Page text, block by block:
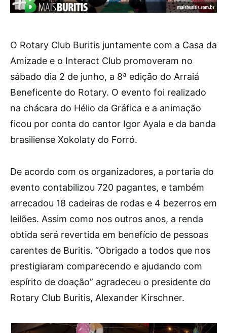
O Rotary Club Buritis juntamente com a Casa da
Amizade e o Interact Club promoveram no
sábado dia 2 de junho, a 8ª edição do Arraiá
Beneficente do Rotary. O evento foi realizado
na chácara do Hélio da Gráfica e a animação
ficou por conta do cantor Igor Ayala e da banda
brasiliense Xokolaty do Forró.
De acordo com os organizadores, a portaria do
evento contabilizou 720 pagantes, e também
arrecadou 18 cadeiras de rodas e 4 bezerros em
leilões. Assim como nos outros anos, a renda
obtida será revertida em benefício de pessoas
carentes de Buritis. “Obrigado a todos que nos
prestigiaram comparecendo e ajudando com
espírito de doação” agradeceu o presidente do
Rotary Club Buritis, Alexander Kirschner.